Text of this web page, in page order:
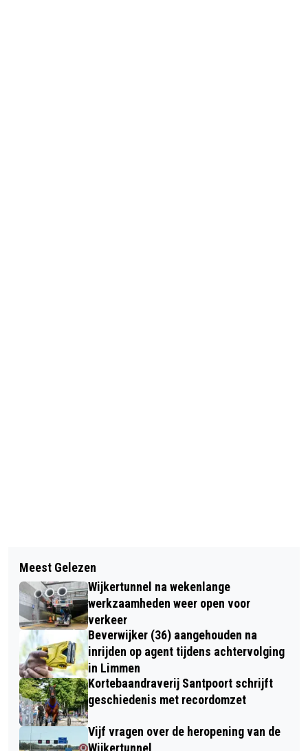
BLACK FRIDAY: KOOPJESFESTIJN
ROEPT STEEDS MEER WEERSTAND OP
EN VOEDT LUDIEKE ACTIES
FIETSER ERNSTIG GEWOND NA
AANRIJDING BEVERWIJK
Meest Gelezen
Wijkertunnel na wekenlange
werkzaamheden weer open voor
verkeer
Beverwijker (36) aangehouden na
inrijden op agent tijdens achtervolging
in Limmen
Kortebaandraverij Santpoort schrijft
geschiedenis met recordomzet
Vijf vragen over de heropening van de